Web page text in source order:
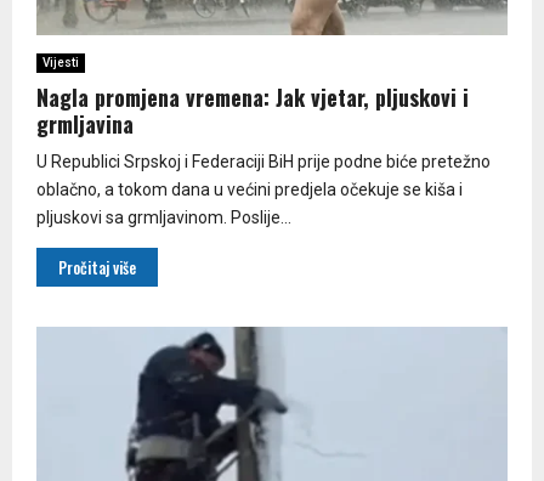
Vijesti
Nagla promjena vremena: Jak vjetar, pljuskovi i
grmljavina
U Republici Srpskoj i Federaciji BiH prije podne biće pretežno
oblačno, a tokom dana u većini predjela očekuje se kiša i
pljuskovi sa grmljavinom. Poslije...
Pročitaj više